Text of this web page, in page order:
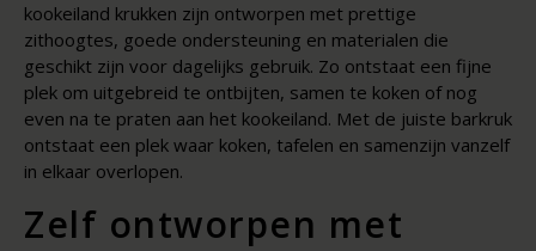
kookeiland krukken zijn ontworpen met prettige
zithoogtes, goede ondersteuning en materialen die
geschikt zijn voor dagelijks gebruik. Zo ontstaat een fijne
plek om uitgebreid te ontbijten, samen te koken of nog
even na te praten aan het kookeiland. Met de juiste barkruk
ontstaat een plek waar koken, tafelen en samenzijn vanzelf
in elkaar overlopen.
Zelf ontworpen met